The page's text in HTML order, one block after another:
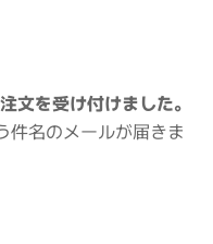
文を受け付けました。
件名のメールが届きま